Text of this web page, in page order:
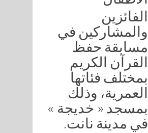
الفائزين
والمشاركين في
مسابقة حفظ
القرآن الكريم
بمختلف فئاتها
العمرية، وذلك
بمسجد « خديجة »
في مدينة نانت.